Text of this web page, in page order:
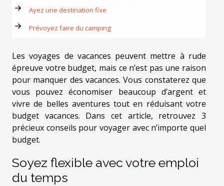
Ayez une destination fixe
Prévoyez faire du camping
Les voyages de vacances peuvent mettre à rude
épreuve votre budget, mais ce n’est pas une raison
pour manquer des vacances. Vous constaterez que
vous pouvez économiser beaucoup d’argent et
vivre de belles aventures tout en réduisant votre
budget vacances. Dans cet article, retrouvez 3
précieux conseils pour voyager avec n’importe quel
budget.
Soyez flexible avec votre emploi
du temps